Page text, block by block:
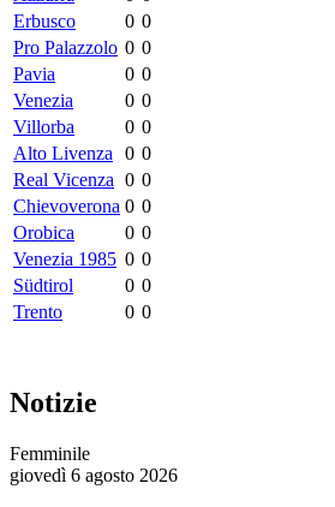
Erbusco
0 0
Pro Palazzolo 0 0
Pavia
0 0
Venezia
0 0
Villorba
0 0
Alto Livenza
0 0
Real Vicenza 0 0
Chievoverona 0 0
Orobica
0 0
Venezia 1985 0 0
Südtirol
0 0
Trento
0 0
Notizie
Femminile
giovedì 6 agosto 2026